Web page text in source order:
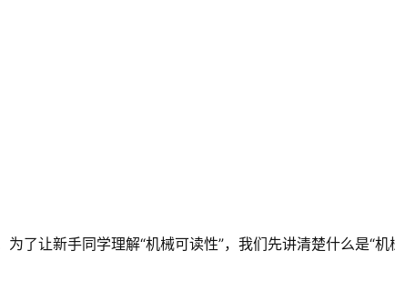
了让新手同学理解“机械可读性”，我们先讲清楚什么是“机